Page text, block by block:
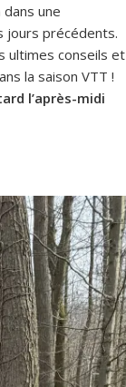
une
jours précédents.
ultimes conseils et
la saison VTT !
l’après-midi